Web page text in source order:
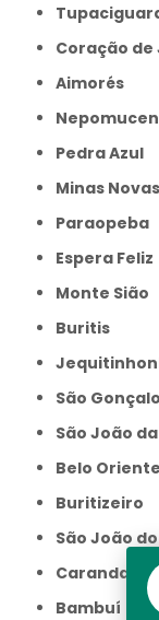
Coração
Aimorés
Pedra Azul
Minas Novas
Paraopeba
Espera Feliz
Monte Sião
Buritis
São
São João
Belo Oriente
Buritizeiro
São João
Carandaí
Bambuí